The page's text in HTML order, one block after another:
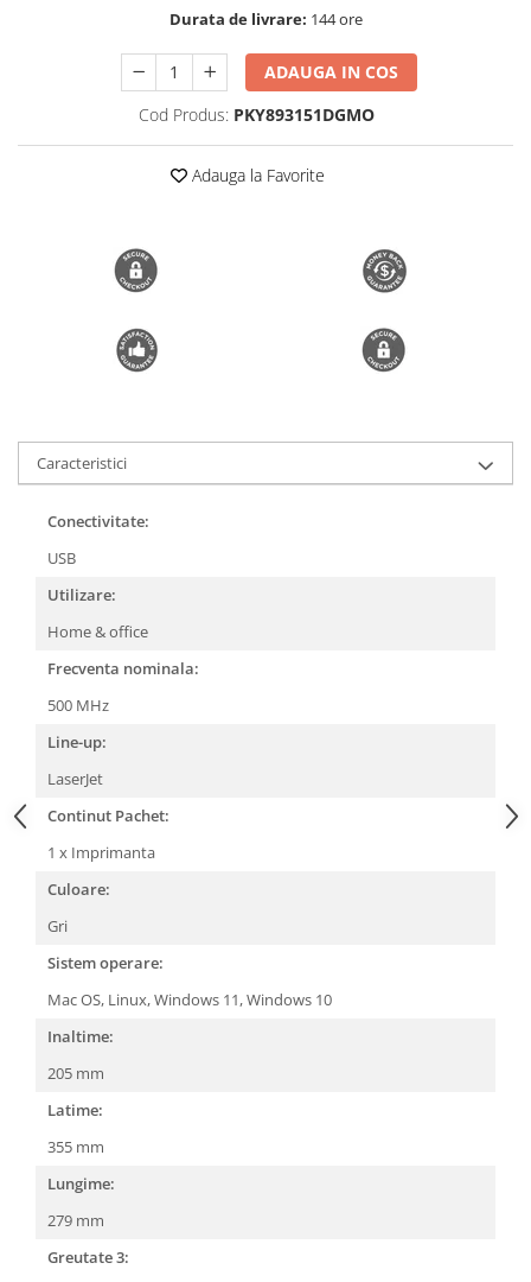
Trimmere si Fierastrae
Uscătoare de Păr
Durata de livrare: 144 ore
ADAUGA IN COS
Cod Produs: PKY893151DGMO
Adauga la Favorite
Caracteristici
Conectivitate:
USB
Utilizare:
Home & office
Frecventa nominala:
500 MHz
Line-up:
LaserJet
Continut Pachet:
1 x Imprimanta
Culoare:
Gri
Sistem operare:
Mac OS, Linux,Windows 11,Windows 10
Inaltime:
205 mm
Latime:
355 mm
Lungime:
279 mm
Greutate 3: